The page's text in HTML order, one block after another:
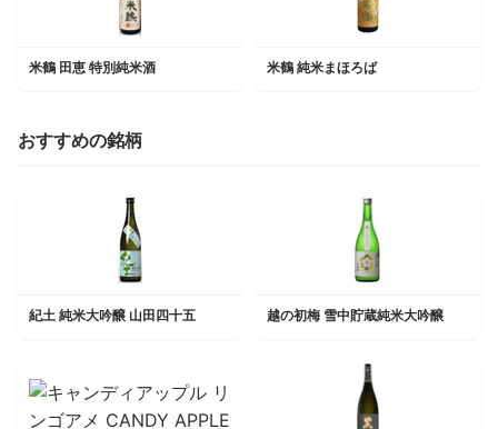
米鶴 田恵 特別純米酒 米鶴 純米まほろば
おすすめの銘柄
紀土 純米大吟醸 山田四十五 越の初梅 雪中貯蔵純米大吟醸